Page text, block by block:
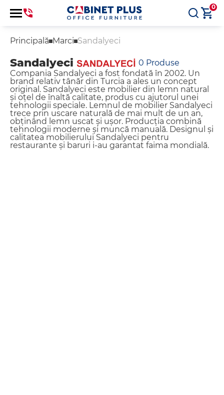
0
Principală Marci Sandalyeci
Sandalyeci 0 Produse
Compania Sandalyeci a fost fondată în 2002. Un
brand relativ tânăr din Turcia a ales un concept
original. Sandalyeci este mobilier din lemn natural
și oțel de înaltă calitate, produs cu ajutorul unei
tehnologii speciale. Lemnul de mobilier Sandalyeci
trece prin uscare naturală de mai mult de un an,
obținând lemn uscat și ușor. Producția combină
tehnologii moderne și muncă manuală. Designul și
calitatea mobilierului Sandalyeci pentru
restaurante și baruri i-au garantat faima mondială.